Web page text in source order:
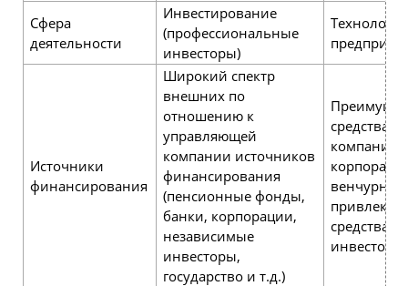
Сфера
деятельности
Инвестирование
(профессиональные
инвесторы)
Источники
финансирования
Широкий спектр
внешних по
отношению к
управляющей
компании источников
финансирования
(пенсионные фонды,
банки, корпорации,
независимые
инвесторы,
государство и т.д.)
средства
компании
средства